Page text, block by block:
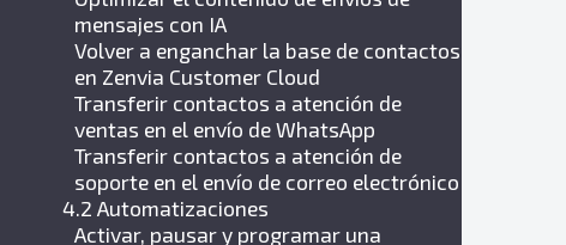
mensajes con IA
Volver a enganchar la base de contactos
en Zenvia Customer Cloud
Transferir contactos a atención de
ventas en el envío de WhatsApp
Transferir contactos a atención de
soporte en el envío de correo electrónico
4.2 Automatizaciones
Activar, pausar y programar una